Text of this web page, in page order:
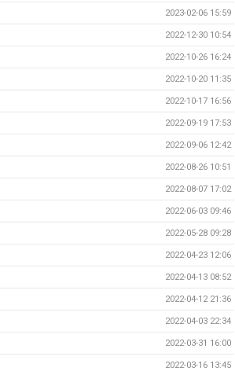
2023-02-06 15:59
2022-12-30 10:54
2022-10-26 16:24
2022-10-20 11:35
2022-10-17 16:56
2022-09-19 17:53
2022-09-06 12:42
2022-08-26 10:51
2022-08-07 17:02
2022-06-03 09:46
2022-05-28 09:28
2022-04-23 12:06
2022-04-13 08:52
2022-04-12 21:36
2022-04-03 22:34
2022-03-31 16:00
2022-03-16 13:45